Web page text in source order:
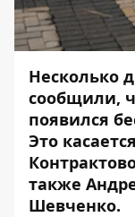
Несколько
сообщили,
появился
Это
также
Шевченко.